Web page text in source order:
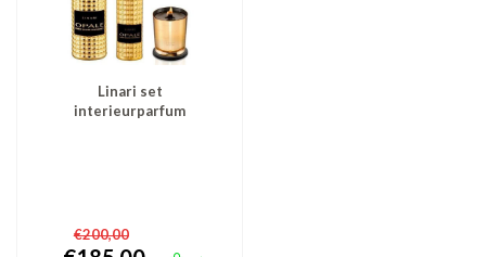
Linari set
interieurparfum
€200,00